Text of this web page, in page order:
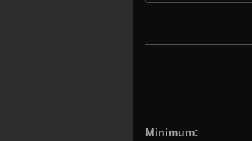
Minimum: